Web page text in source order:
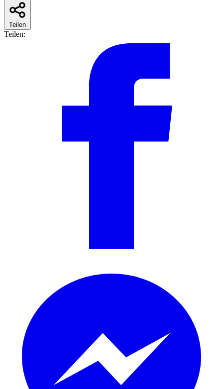
Teilen
Teilen: